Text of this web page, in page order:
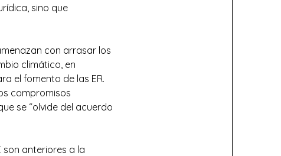
sino que
con arrasar los
climático, en
el fomento de las ER.
compromisos
se “olvide del acuerdo
son anteriores a la